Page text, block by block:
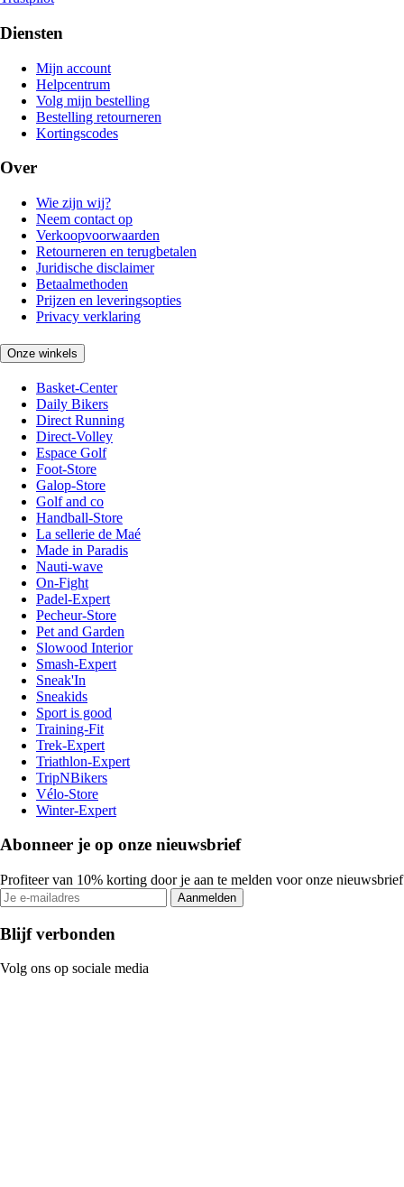
Diensten
Mijn account
Helpcentrum
Volg mijn bestelling
Bestelling retourneren
Kortingscodes
Over
Wie zijn wij?
Neem contact op
Verkoopvoorwaarden
Retourneren en terugbetalen
Juridische disclaimer
Betaalmethoden
Prijzen en leveringsopties
Privacy verklaring
Onze winkels
Basket-Center
Daily Bikers
Direct Running
Direct-Volley
Espace Golf
Foot-Store
Galop-Store
Golf and co
Handball-Store
La sellerie de Maé
Made in Paradis
Nauti-wave
On-Fight
Padel-Expert
Pecheur-Store
Pet and Garden
Slowood Interior
Smash-Expert
Sneak'In
Sneakids
Sport is good
Training-Fit
Trek-Expert
Triathlon-Expert
TripNBikers
Vélo-Store
Winter-Expert
Abonneer je op onze nieuwsbrief
Profiteer van 10% korting door je aan te melden voor onze nieuwsbrief
Aanmelden
Blijf verbonden
Volg ons op sociale media